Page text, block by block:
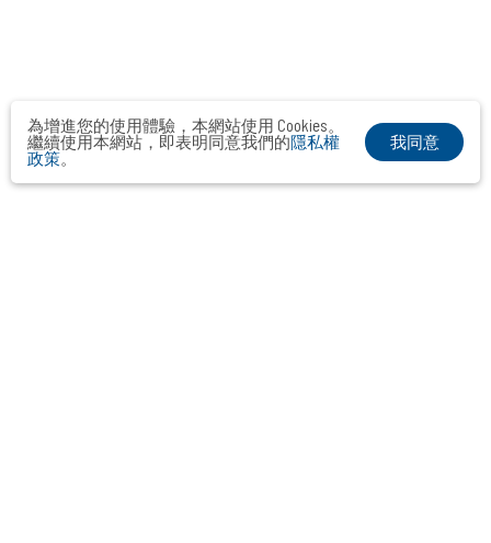
為增進您的使用體驗，本網站使用 Cookies。
繼續使用本網站，即表明同意我們的隱私權
政策。
我同意